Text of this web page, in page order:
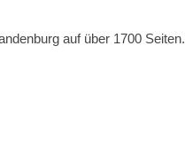
auf über 1700 Seiten.